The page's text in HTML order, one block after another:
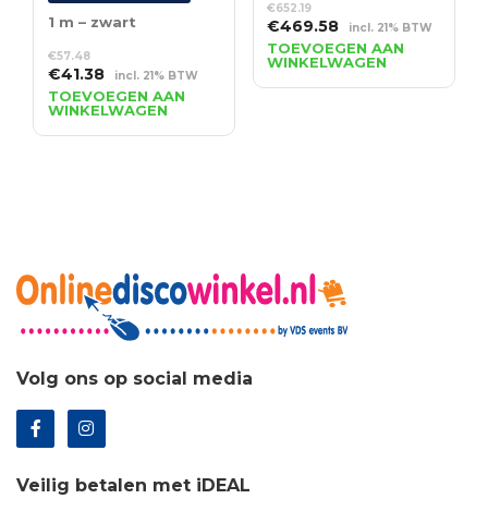
1 m – zwart
€57.48
Oorspronkelijke
prijs
was:
€57.48.
€41.38Huidige
prijs
is:
€41.38.
incl. 21% BTW
TOEVOEGEN AAN
WINKELWAGEN
€652.19
Oorspronkelijke
prijs
was:
€652.19.
€469.58Huidige
prijs
is:
€469.58.
incl. 21% BTW
TOEVOEGEN AAN
WINKELWAGEN
Volg ons op social media
Veilig betalen met iDEAL